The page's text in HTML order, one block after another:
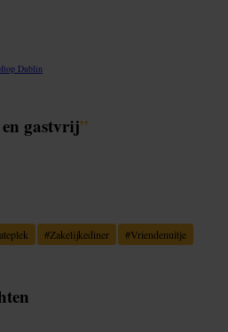
Dublin
en gastvrij”
#Zakelijkediner #Vriendenuitje